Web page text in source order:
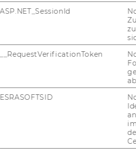
1: Assessing AI/AI
2: Learning across
3: AI Skills Deficit/AI Skills
ASP.NET_SessionId
__RequestVerificationToken
ESRASOFTSID